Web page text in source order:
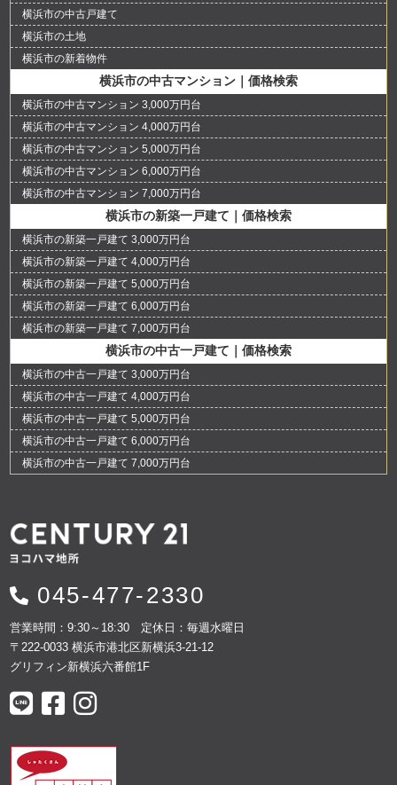
横浜市の中古戸建て
横浜市の土地
横浜市の新着物件
横浜市の中古マンション｜価格検索
横浜市の中古マンション 3,000万円台
横浜市の中古マンション 4,000万円台
横浜市の中古マンション 5,000万円台
横浜市の中古マンション 6,000万円台
横浜市の中古マンション 7,000万円台
横浜市の新築一戸建て｜価格検索
横浜市の新築一戸建て 3,000万円台
横浜市の新築一戸建て 4,000万円台
横浜市の新築一戸建て 5,000万円台
横浜市の新築一戸建て 6,000万円台
横浜市の新築一戸建て 7,000万円台
横浜市の中古一戸建て｜価格検索
横浜市の中古一戸建て 3,000万円台
横浜市の中古一戸建て 4,000万円台
横浜市の中古一戸建て 5,000万円台
横浜市の中古一戸建て 6,000万円台
横浜市の中古一戸建て 7,000万円台
045-477-2330
営業時間：9:30～18:30 定休日：毎週水曜日
〒222-0033 横浜市港北区新横浜3-21-12
グリフィン新横浜六番館1F